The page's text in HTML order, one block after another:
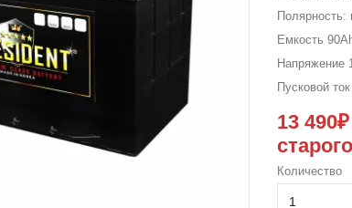
Полярность:
Емкость
Напряжение
Пусковой
13
Количество